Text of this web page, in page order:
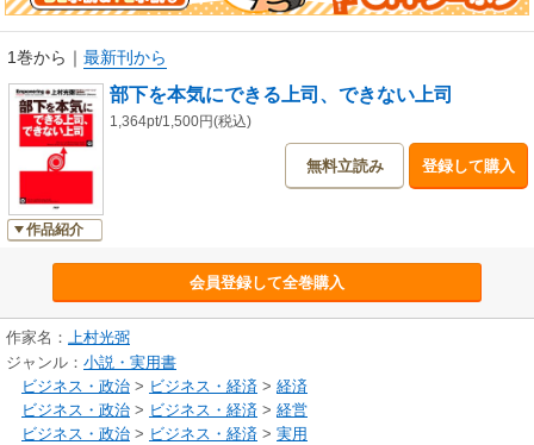
1巻から ｜ 最新刊から
作品紹介
部下を本気にできる上司、できない上司
1,364pt/1,500円(税込)
無料立読み 登録して購入
会員登録して全巻購入
作家名： 上村光弼
ジャンル： 小説・実用書
ビジネス・政治 > ビジネス・経済 > 経済
ビジネス・政治 > ビジネス・経済 > 経営
ビジネス・政治 > ビジネス・経済 > 実用